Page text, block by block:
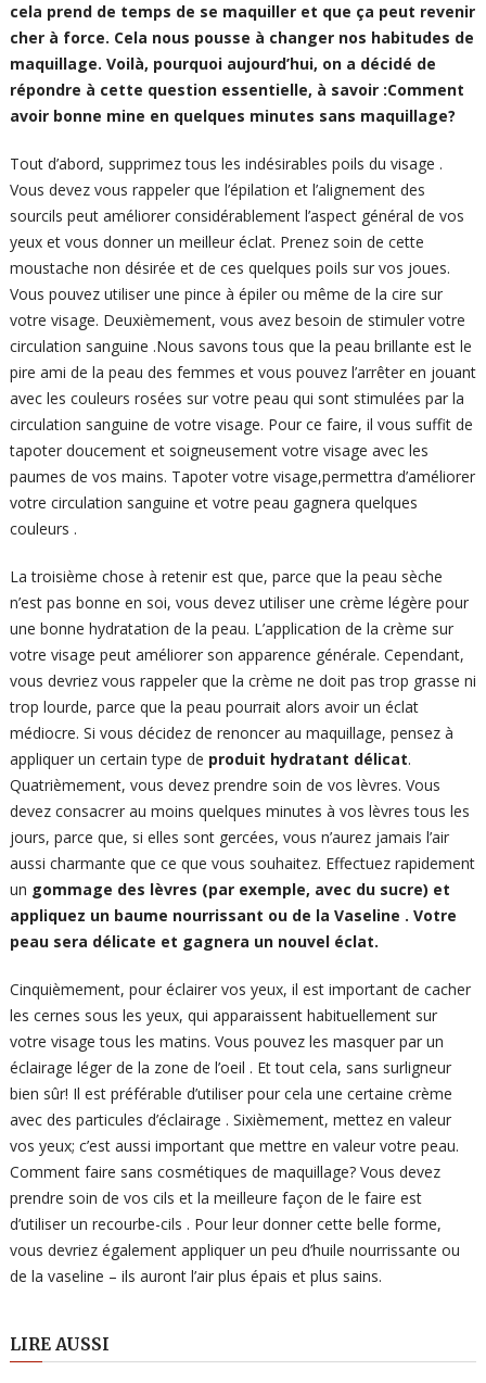
cela prend de temps de se maquiller et que ça peut revenir
cher à force. Cela nous pousse à changer nos habitudes de
maquillage. Voilà, pourquoi aujourd’hui, on a décidé de
répondre à cette question essentielle, à savoir :Comment
avoir bonne mine en quelques minutes sans maquillage?
Tout d’abord, supprimez tous les indésirables poils du visage .
Vous devez vous rappeler que l’épilation et l’alignement des
sourcils peut améliorer considérablement l’aspect général de vos
yeux et vous donner un meilleur éclat. Prenez soin de cette
moustache non désirée et de ces quelques poils sur vos joues.
Vous pouvez utiliser une pince à épiler ou même de la cire sur
votre visage. Deuxièmement, vous avez besoin de stimuler votre
circulation sanguine .Nous savons tous que la peau brillante est le
pire ami de la peau des femmes et vous pouvez l’arrêter en jouant
avec les couleurs rosées sur votre peau qui sont stimulées par la
circulation sanguine de votre visage. Pour ce faire, il vous suffit de
tapoter doucement et soigneusement votre visage avec les
paumes de vos mains. Tapoter votre visage,permettra d’améliorer
votre circulation sanguine et votre peau gagnera quelques
couleurs .
La troisième chose à retenir est que, parce que la peau sèche
n’est pas bonne en soi, vous devez utiliser une crème légère pour
une bonne hydratation de la peau. L’application de la crème sur
votre visage peut améliorer son apparence générale. Cependant,
vous devriez vous rappeler que la crème ne doit pas trop grasse ni
trop lourde, parce que la peau pourrait alors avoir un éclat
médiocre. Si vous décidez de renoncer au maquillage, pensez à
appliquer un certain type de produit hydratant délicat.
Quatrièmement, vous devez prendre soin de vos lèvres. Vous
devez consacrer au moins quelques minutes à vos lèvres tous les
jours, parce que, si elles sont gercées, vous n’aurez jamais l’air
aussi charmante que ce que vous souhaitez. Effectuez rapidement
un gommage des lèvres (par exemple, avec du sucre) et
appliquez un baume nourrissant ou de la Vaseline . Votre
peau sera délicate et gagnera un nouvel éclat.
Cinquièmement, pour éclairer vos yeux, il est important de cacher
les cernes sous les yeux, qui apparaissent habituellement sur
votre visage tous les matins. Vous pouvez les masquer par un
éclairage léger de la zone de l’oeil . Et tout cela, sans surligneur
bien sûr! Il est préférable d’utiliser pour cela une certaine crème
avec des particules d’éclairage . Sixièmement, mettez en valeur
vos yeux; c’est aussi important que mettre en valeur votre peau.
Comment faire sans cosmétiques de maquillage? Vous devez
prendre soin de vos cils et la meilleure façon de le faire est
d’utiliser un recourbe-cils . Pour leur donner cette belle forme,
vous devriez également appliquer un peu d’huile nourrissante ou
de la vaseline – ils auront l’air plus épais et plus sains.
LIRE AUSSI